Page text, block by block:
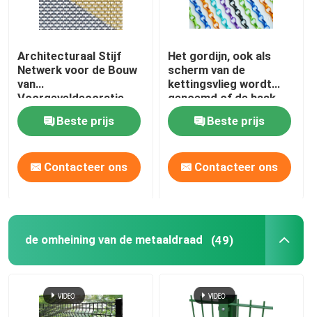
Architecturaal Stijf
Netwerk voor de Bouw
van
Voorgeveldecoratie
Beste prijs
Contacteer ons
Het gordijn, ook als
scherm van de
kettingsvlieg wordt
genoemd of de haak
van de
kettingsverbinding
ketent gordijn,
geanodiseerd
aluminiummateriaal dat
Beste prijs
Contacteer ons
de omheining van de metaaldraad (49)